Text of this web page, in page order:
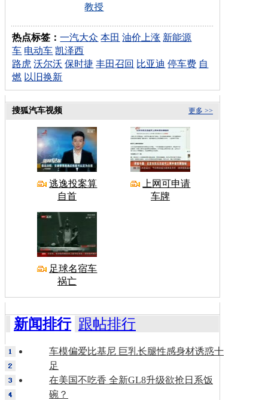
教授
热点标签：一汽大众 本田 油价上涨 新能源
车 电动车 凯泽西
路虎 沃尔沃 保时捷 丰田召回 比亚迪 停车费 自
燃 以旧换新
更多 >>
搜狐汽车视频
逃逸投案算
自首
上网可申请
车牌
足球名宿车
祸亡
新闻排行 跟帖排行
车模偏爱比基尼 巨乳长腿性感身材诱惑十
足
在美国不吃香 全新GL8升级欲抢日系饭
碗？